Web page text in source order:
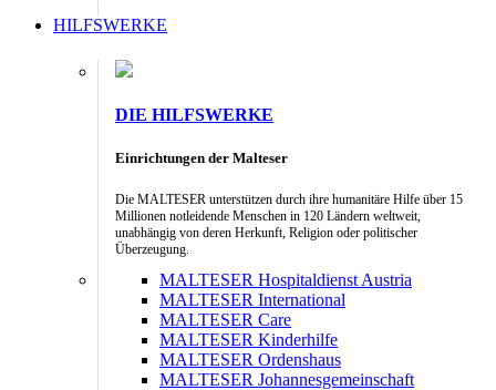
HILFSWERKE
DIE HILFSWERKE
Einrichtungen der Malteser
Die MALTESER unterstützen durch ihre humanitäre Hilfe über 15
Millionen notleidende Menschen in 120 Ländern weltweit,
unabhängig von deren Herkunft, Religion oder politischer
Überzeugung.
MALTESER Hospitaldienst Austria
MALTESER International
MALTESER Care
MALTESER Kinderhilfe
MALTESER Ordenshaus
MALTESER Johannesgemeinschaft